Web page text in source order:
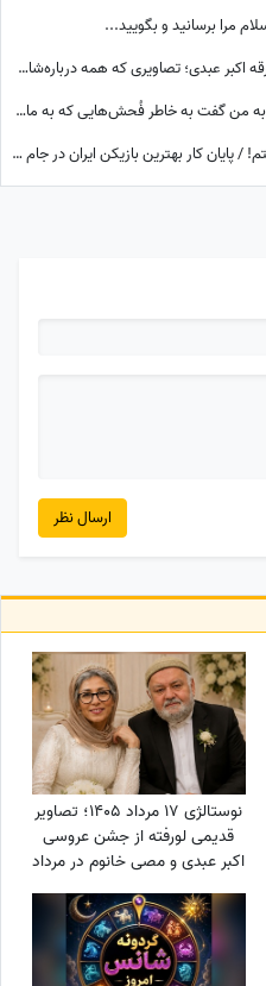
مرا برسانید و بگویید...
ببینید| استایل خاص «عقاب آسیا» در بدرقه اکبر عبدی؛ تصاویری که همه درباره‌شان صحبت می‌کنند
علیرضا بیرانوند،دروازه بان تراکتور : داور به من گفت به خاطر فُحش‌هایی که به مادرت میدن بهت کارت نمیدم!/ ما حواله ماشین نگرفتیم
من رامین 36 ساله، خداحافظی بلد نیستم! / پایان کار بهترین بازیکن ایران در جام جهانی با استقلال تهران
ارسال نظر
نوستالژی 17 مرداد 1405؛ تصاویر
قدیمی لورفته از جشن عروسی
اکبر عبدی و مصی خانوم در مرداد